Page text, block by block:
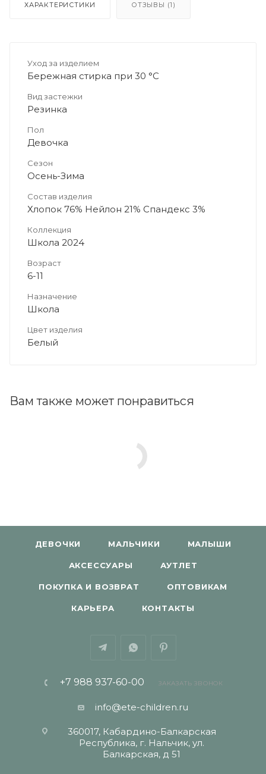
ХАРАКТЕРИСТИКИ ОТЗЫВЫ (1)
Уход за изделием
Бережная стирка при 30 °C
Вид застежки
Резинка
Пол
Девочка
Сезон
Осень-Зима
Состав изделия
Хлопок 76% Нейлон 21% Спандекс 3%
Коллекция
Школа 2024
Возраст
6-11
Назначение
Школа
Цвет изделия
Белый
Вам также может понравиться
ДЕВОЧКИ МАЛЬЧИКИ МАЛЫШИ
АКСЕССУАРЫ АУТЛЕТ
ПОКУПКА И ВОЗВРАТ ОПТОВИКАМ
КАРЬЕРА КОНТАКТЫ
+7 988 937-60-00 ЗАКАЗАТЬ ЗВОНОК
info@ete-children.ru
360017, Кабардино-Балкарская
Республика, г. Нальчик, ул.
Балкарская, д 51